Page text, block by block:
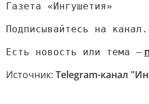
Газета «Ингушетия»
Подписывайтесь на канал.
Есть новость или тема —
Источник: Telegram-канал